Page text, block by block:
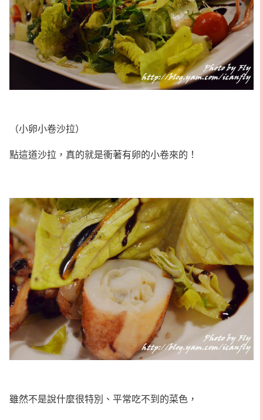
（小卵小卷沙拉）
點這道沙拉，真的就是衝著有卵的小卷來的！
雖然不是說什麼很特別、平常吃不到的菜色，